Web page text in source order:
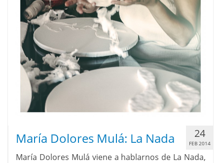
María Dolores Mulá: La Nada 24
FEB 2014
María Dolores Mulá viene a hablarnos de La Nada,